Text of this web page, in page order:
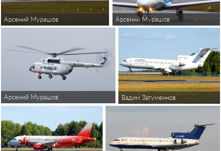
Арсений Мурашов Арсений Мурашов
Арсений Мурашов Вадим Загуменнов